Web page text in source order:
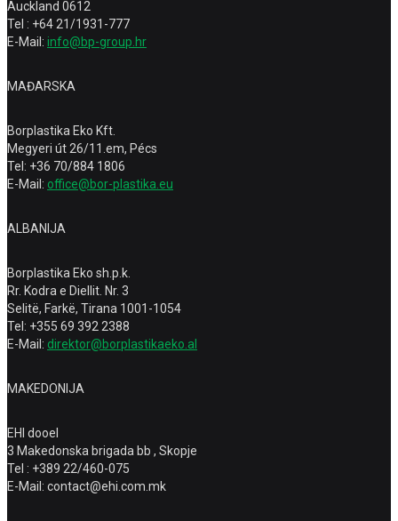
Auckland 0612
Tel : +64 21/1931-777
E-Mail: info@bp-group.hr
MAĐARSKA
Borplastika Eko Kft.
Megyeri út 26/11.em, Pécs
Tel: +36 70/884 1806
E-Mail: office@bor-plastika.eu
ALBANIJA
Borplastika Eko sh.p.k.
Rr. Kodra e Diellit. Nr. 3
Selitë, Farkë, Tirana 1001-1054
Tel: +355 69 392 2388
E-Mail: direktor@borplastikaeko.al
MAKEDONIJA
EHI dooel
3 Makedonska brigada bb , Skopje
Tel : +389 22/460-075
E-Mail: contact@ehi.com.mk